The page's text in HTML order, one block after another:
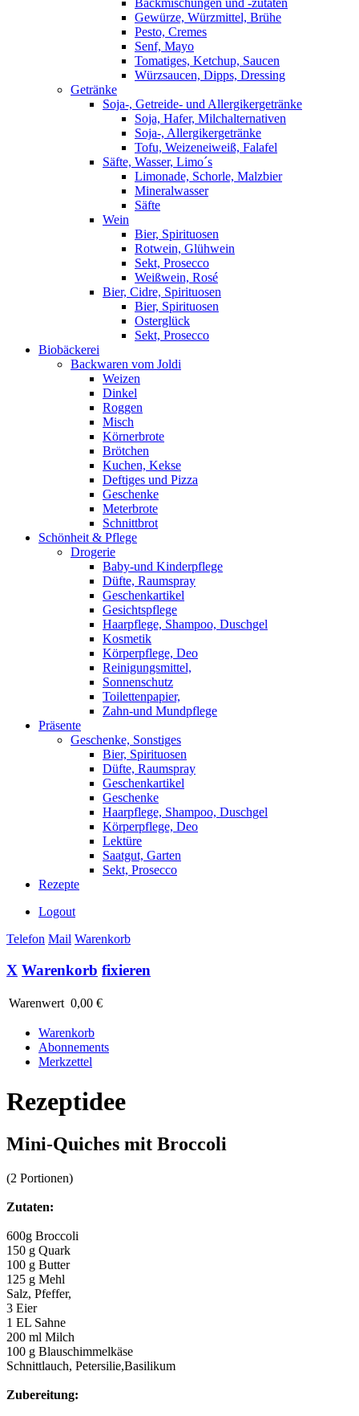
Backmischungen und -zutaten
Gewürze, Würzmittel, Brühe
Pesto, Cremes
Senf, Mayo
Tomatiges, Ketchup, Saucen
Würzsaucen, Dipps, Dressing
Getränke
Soja-, Getreide- und Allergikergetränke
Soja, Hafer, Milchalternativen
Soja-, Allergikergetränke
Tofu, Weizeneiweiß, Falafel
Säfte, Wasser, Limo´s
Limonade, Schorle, Malzbier
Mineralwasser
Säfte
Wein
Bier, Spirituosen
Rotwein, Glühwein
Sekt, Prosecco
Weißwein, Rosé
Bier, Cidre, Spirituosen
Bier, Spirituosen
Osterglück
Sekt, Prosecco
Biobäckerei
Backwaren vom Joldi
Weizen
Dinkel
Roggen
Misch
Körnerbrote
Brötchen
Kuchen, Kekse
Deftiges und Pizza
Geschenke
Meterbrote
Schnittbrot
Schönheit & Pflege
Drogerie
Baby-und Kinderpflege
Düfte, Raumspray
Geschenkartikel
Gesichtspflege
Haarpflege, Shampoo, Duschgel
Kosmetik
Körperpflege, Deo
Reinigungsmittel,
Sonnenschutz
Toilettenpapier,
Zahn-und Mundpflege
Präsente
Geschenke, Sonstiges
Bier, Spirituosen
Düfte, Raumspray
Geschenkartikel
Geschenke
Haarpflege, Shampoo, Duschgel
Körperpflege, Deo
Lektüre
Saatgut, Garten
Sekt, Prosecco
Rezepte
Logout
Telefon Mail Warenkorb
X Warenkorb fixieren
Warenwert 0,00 €
Warenkorb
Abonnements
Merkzettel
Rezeptidee
Mini-Quiches mit Broccoli
(2 Portionen)
Zutaten:
600g Broccoli
150 g Quark
100 g Butter
125 g Mehl
Salz, Pfeffer,
3 Eier
1 EL Sahne
200 ml Milch
100 g Blauschimmelkäse
Schnittlauch, Petersilie,Basilikum
Zubereitung: